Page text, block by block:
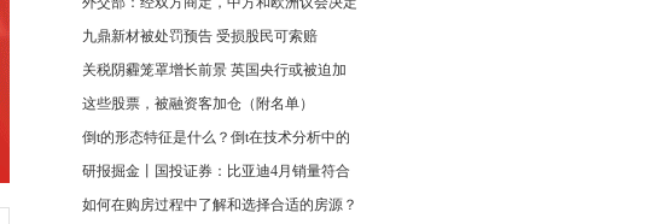
九鼎新材被处罚预告 受损股民可索赔
关税阴霾笼罩增长前景 英国央行或被迫加
这些股票，被融资客加仓（附名单）
倒t的形态特征是什么？倒t在技术分析中的
研报掘金丨国投证券：比亚迪4月销量符合
如何在购房过程中了解和选择合适的房源？